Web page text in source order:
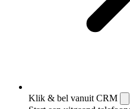
Klik & bel vanuit CRM